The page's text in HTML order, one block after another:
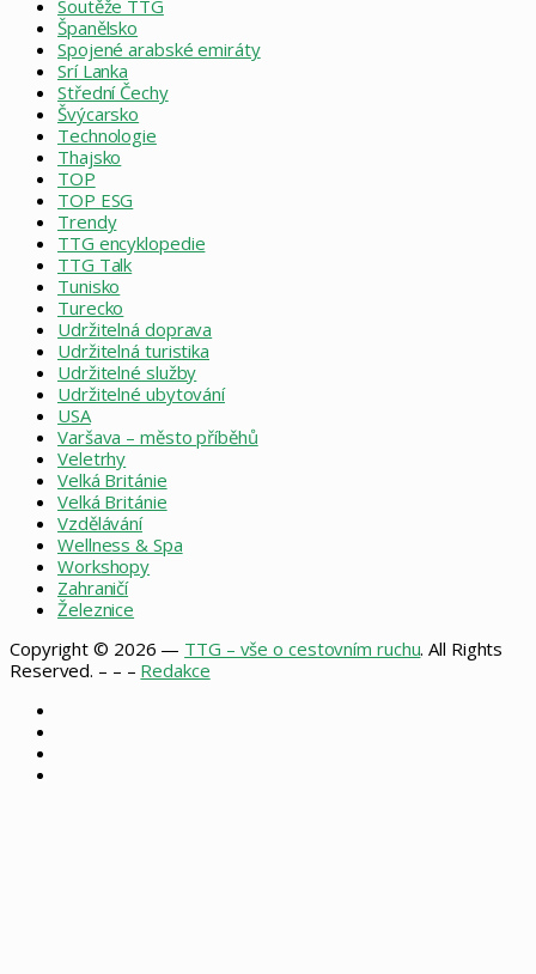
Soutěže TTG
Španělsko
Spojené arabské emiráty
Srí Lanka
Střední Čechy
Švýcarsko
Technologie
Thajsko
TOP
TOP ESG
Trendy
TTG encyklopedie
TTG Talk
Tunisko
Turecko
Udržitelná doprava
Udržitelná turistika
Udržitelné služby
Udržitelné ubytování
USA
Varšava – město příběhů
Veletrhy
Velká Británie
Velká Británie
Vzdělávání
Wellness & Spa
Workshopy
Zahraničí
Železnice
Copyright © 2026 — TTG – vše o cestovním ruchu. All Rights
Reserved. – – – Redakce